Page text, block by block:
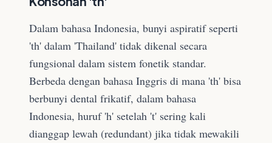
Dalam bahasa Indonesia, bunyi aspiratif seperti
'th' dalam 'Thailand' tidak dikenal secara
fungsional dalam sistem fonetik standar.
Berbeda dengan bahasa Inggris di mana 'th' bisa
berbunyi dental frikatif, dalam bahasa
Indonesia, huruf 'h' setelah 't' sering kali
dianggap lewah (redundant) jika tidak mewakili